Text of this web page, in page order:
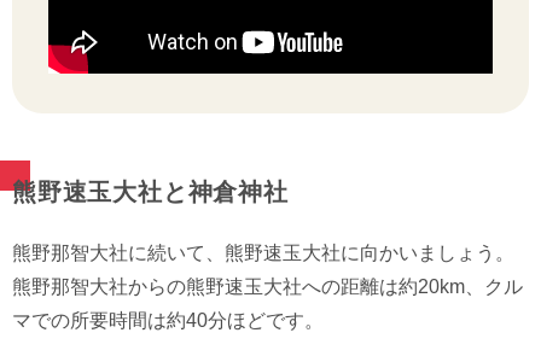
熊野速玉大社と神倉神社
熊野那智大社に続いて、熊野速玉大社に向かいましょう。
熊野那智大社からの熊野速玉大社への距離は約20km、クル
マでの所要時間は約40分ほどです。